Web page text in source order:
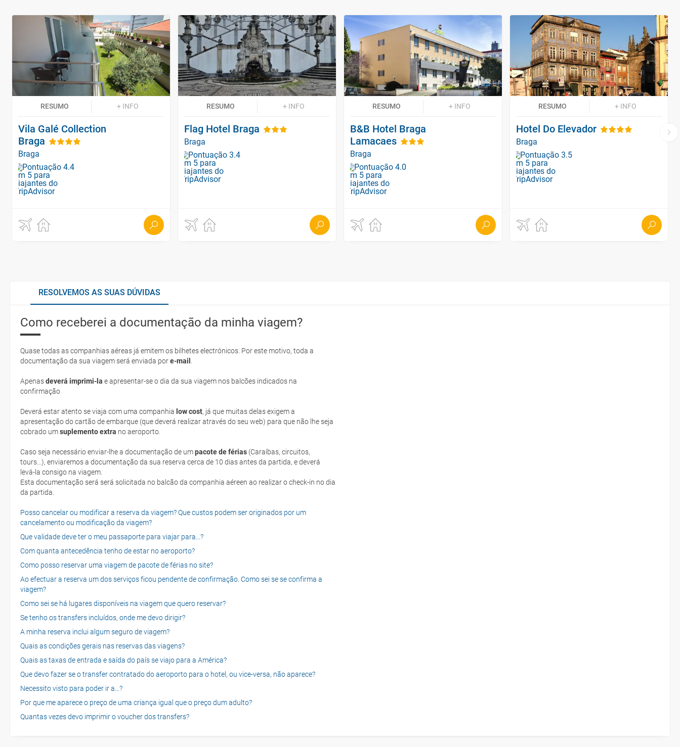
RESUMO + INFO
Vila Galé Collection
Braga
Braga
RESUMO + INFO
Flag Hotel Braga
Braga
RESUMO + INFO
B&B Hotel Braga
Lamacaes
Braga
RESUMO + INFO
Hotel Do Elevador
Braga
RESOLVEMOS AS SUAS DÚVIDAS
Como receberei a documentação da minha viagem?
Quase todas as companhias aéreas já emitem os bilhetes electrónicos. Por este motivo, toda a
documentação da sua viagem será enviada pore-mail
Apenasdeverá imprimi-la e apresentar-se o dia da sua viagem nos balcões indicados na
confirmação
Deverá estar atento se viaja com uma companhia low cost, já que muitas delas exigem a
apresentação do cartão de embarque (que deverá realizar através do seu web) para que não lhe seja
cobrado umsuplemento extra no aeroporto.
Caso seja necessário enviar-lhe a documentação de umpacote de férias (Caraíbas, circuitos,
tours...), enviaremos a documentação da sua reserva cerca de 10 dias antes da partida, e deverá
levá-la consigo na viagem.
Esta documentação será será solicitada no balcão da companhia aéreen ao realizar o check-in no dia
da partida.
Posso cancelar ou modificar a reserva da viagem? Que custos podem ser originados por um
cancelamento ou modificação da viagem?
Que validade deve ter o meu passaporte para viajar para...?
Com quanta antecedência tenho de estar no aeroporto?
Como posso reservar uma viagem de pacote de férias no site?
Ao efectuar a reserva um dos serviços ficou pendente de confirmação. Como sei se se confirma a
viagem?
Como sei se há lugares disponíveis na viagem que quero reservar?
Se tenho os transfers incluídos, onde me devo dirigir?
A minha reserva inclui algum seguro de viagem?
Quais as condições gerais nas reservas das viagens?
Quais as taxas de entrada e saída do país se viajo para a América?
Que devo fazer se o transfer contratado do aeroporto para o hotel, ou vice-versa, não aparece?
Necessito visto para poder ir a...?
Por que me aparece o preço de uma criança igual que o preço dum adulto?
Quantas vezes devo imprimir o voucher dos transfers?